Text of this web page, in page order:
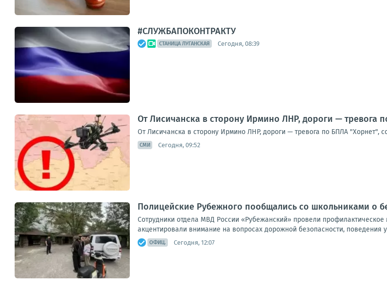
#СЛУЖБАПОКОНТРАКТУ
СТАНИЦА ЛУГАНСКАЯ Сегодня, 08:39
От Лисичанска в сторону Ирмино ЛНР, дороги — тревога
От Лисичанска в сторону Ирмино ЛНР, дороги — тревога по БПЛА "Хорнет",
СМИ Сегодня, 09:52
Полицейские Рубежного пообщались со школьниками о
Сотрудники отдела МВД России «Рубежанский» провели
акцентировали внимание на вопросах дорожной безопасности, поведения
ОФИЦ. Сегодня, 12:07